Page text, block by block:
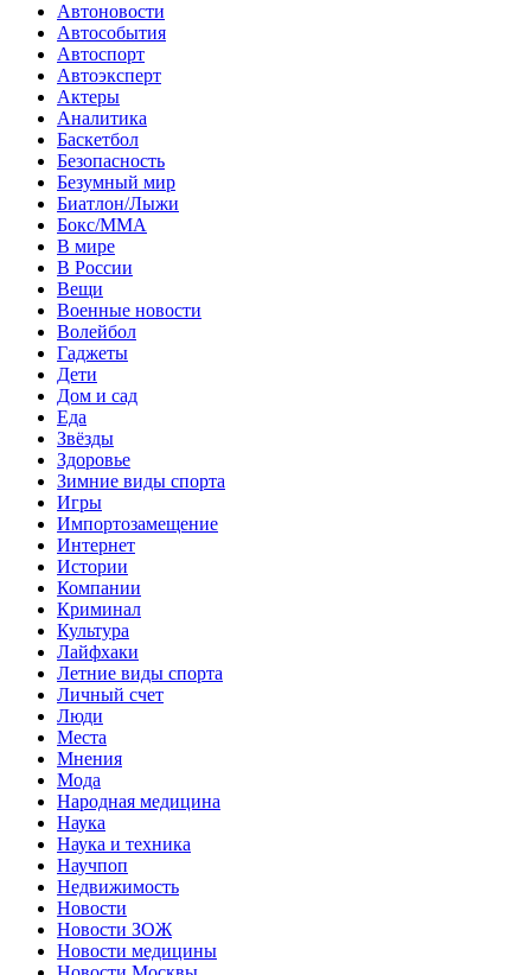
Автоновости
Автособытия
Автоспорт
Автоэксперт
Актеры
Аналитика
Баскетбол
Безопасность
Безумный мир
Биатлон/Лыжи
Бокс/MMA
В мире
В России
Вещи
Военные новости
Волейбол
Гаджеты
Дети
Дом и сад
Еда
Звёзды
Здоровье
Зимние виды спорта
Игры
Импортозамещение
Интернет
Истории
Компании
Криминал
Культура
Лайфхаки
Летние виды спорта
Личный счет
Люди
Места
Мнения
Мода
Народная медицина
Наука
Наука и техника
Научпоп
Недвижимость
Новости
Новости ЗОЖ
Новости медицины